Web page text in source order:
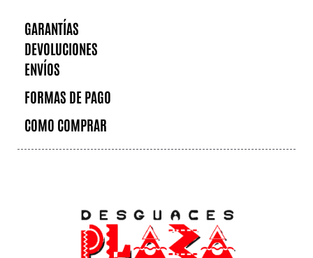
GARANTÍAS
DEVOLUCIONES
ENVÍOS
FORMAS DE PAGO
COMO COMPRAR